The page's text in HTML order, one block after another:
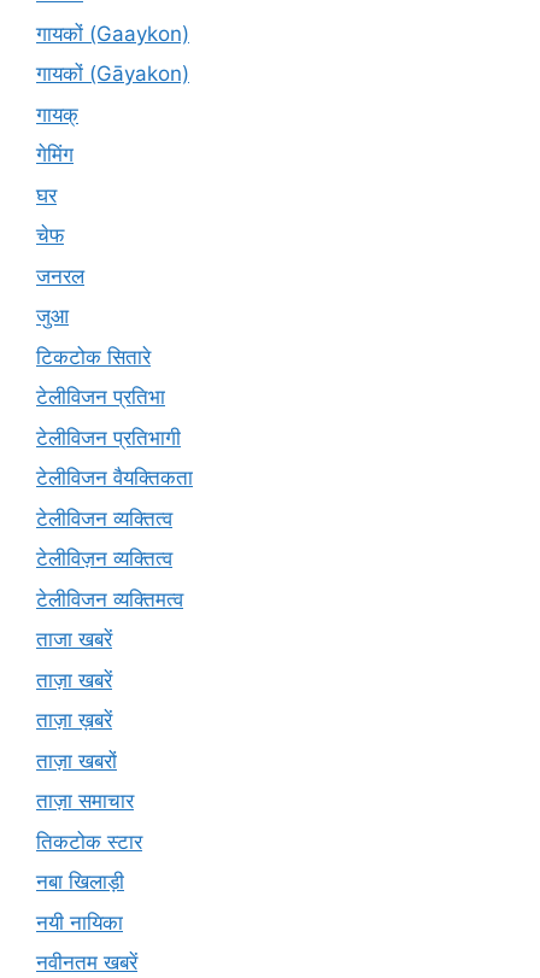
गायकों (Gaaykon)
गायकों (Gāyakon)
गायक्
गेमिंग
घर
चेफ
जनरल
जुआ
टिकटोक सितारे
टेलीविजन प्रतिभा
टेलीविजन प्रतिभागी
टेलीविजन वैयक्तिकता
टेलीविजन व्यक्तित्व
टेलीविज़न व्यक्तित्व
टेलीविजन व्यक्तिमत्व
ताजा खबरें
ताज़ा खबरें
ताज़ा ख़बरें
ताज़ा खबरों
ताज़ा समाचार
तिकटोक स्टार
नबा खिलाड़ी
नयी नायिका
नवीनतम खबरें